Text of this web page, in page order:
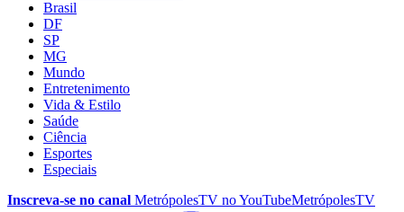
Brasil
DF
SP
MG
Mundo
Entretenimento
Vida & Estilo
Saúde
Ciência
Esportes
Especiais
Inscreva-se no canal MetrópolesTV noYouTubeMetrópolesTV